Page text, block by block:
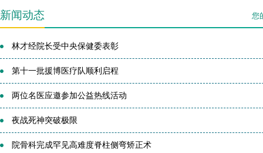
新闻动态 您
林才经院长受中央保健委表彰
第十一批援博医疗队顺利启程
两位名医应邀参加公益热线活动
夜战死神突破极限
院骨科完成罕见高难度脊柱侧弯矫正术